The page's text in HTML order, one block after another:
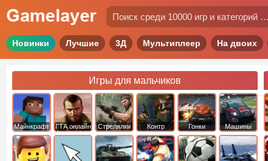
Новинки Лучшие 3Д Мультиплеер На двоих
Игры для мальчиков
Майнкрафт ГТА онлайн Стрелялки
Контр
Страйк
Гонки Машины